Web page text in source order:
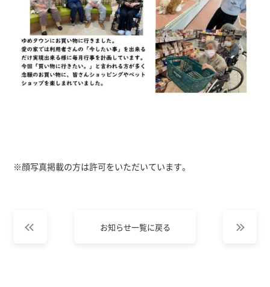
※顔写真掲載の方は許可をいただいています。
お知らせ一覧に戻る